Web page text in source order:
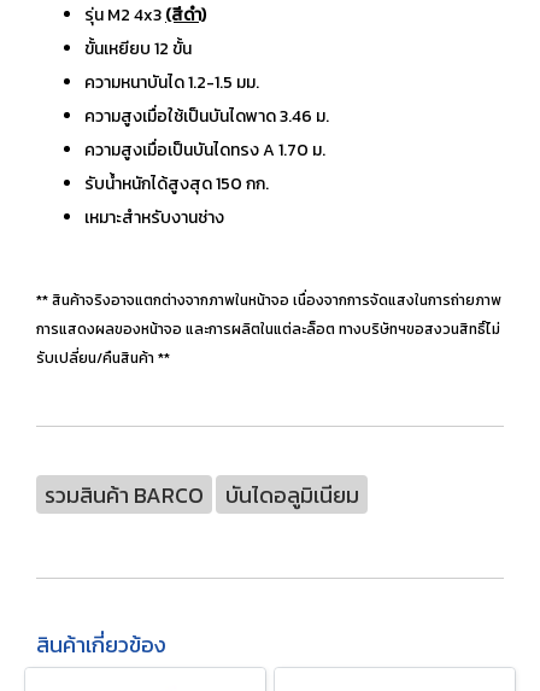
รุ่น M2 4x3(สีดำ)
ขั้นเหยียบ 12 ขั้น
ความหนาบันได 1.2-1.5 มม.
ความสูงเมื่อใช้เป็นบันไดพาด 3.46 ม.
ความสูงเมื่อเป็นบันไดทรง A 1.70 ม.
รับน้ำหนักได้สูงสุด 150 กก.
เหมาะสำหรับงานช่าง
** สินค้าจริงอาจแตกต่างจากภาพในหน้าจอ เนื่องจากการจัดแสงในการถ่ายภาพ
การแสดงผลของหน้าจอ และการผลิตในแต่ละล็อต ทางบริษัทฯขอสงวนสิทธิ์ไม่
รับเปลี่ยน/คืนสินค้า **
รวมสินค้า BARCO บันไดอลูมิเนียม
สินค้าเกี่ยวข้อง